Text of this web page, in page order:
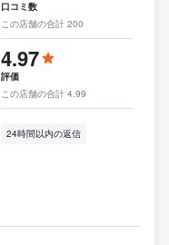
口コミ数
この店舗の合計 200
4.97
評価
この店舗の合計 4.99
24時間以内の返信